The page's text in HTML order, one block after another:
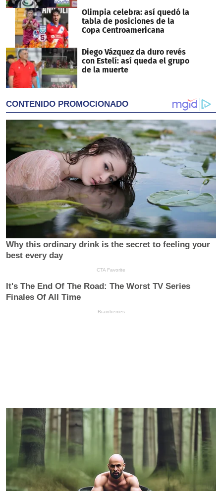
Olimpia celebra: así quedó la
tabla de posiciones de la
Copa Centroamericana
Diego Vázquez da duro revés
con Estelí: así queda el grupo
de la muerte